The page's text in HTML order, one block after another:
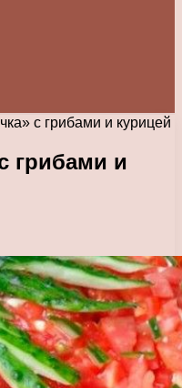
с грибами и курицей
грибами и